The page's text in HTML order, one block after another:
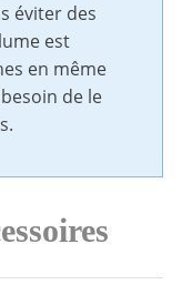
éviter des
est
en même
de le